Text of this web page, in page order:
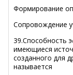
Формирование
Сопровождение
39.Способность
имеющиеся
созданного для
называется